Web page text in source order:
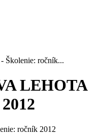
ročník...
LEHOTA
ročník 2012